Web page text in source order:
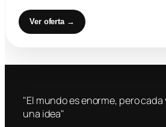
Ver oferta →
"El mundo es enorme, pero
una idea"